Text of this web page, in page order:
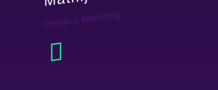
Design & Marketing